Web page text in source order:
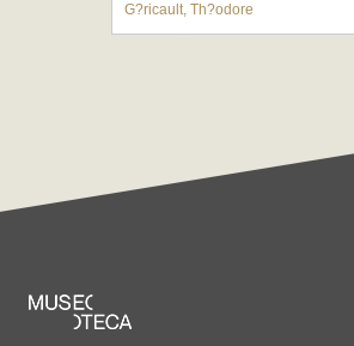
G?ricault, Th?odore